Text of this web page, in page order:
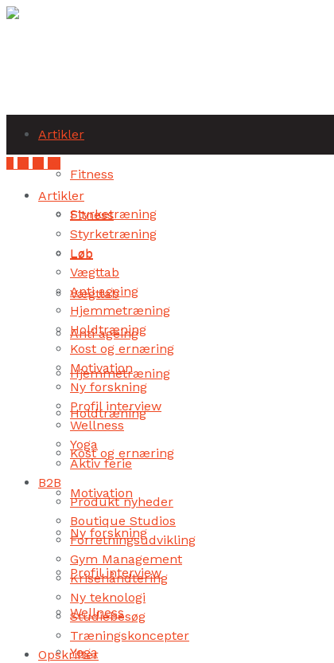
Artikler
Fitness
Styrketræning
Løb
Vægttab
Anti ageing
Hjemmetræning
Holdtræning
Kost og ernæring
Motivation
Ny forskning
Profil interview
Wellness
Yoga
Artikler
Fitness
Styrketræning
Løb
Vægttab
Anti ageing
Hjemmetræning
Holdtræning
Kost og ernæring
Motivation
Ny forskning
Profil interview
Wellness
Yoga
Aktiv ferie
B2B
Produkt nyheder
Boutique Studios
Forretningsudvikling
Gym Management
Krisehåndtering
Ny teknologi
Studiebesøg
Træningskoncepter
Opskrifter